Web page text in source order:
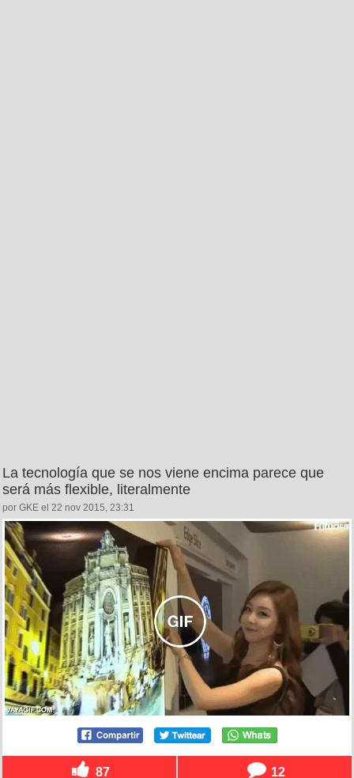
La tecnología que se nos viene encima parece que
será más flexible, literalmente
por GKE el 22 nov 2015, 23:31
87 12